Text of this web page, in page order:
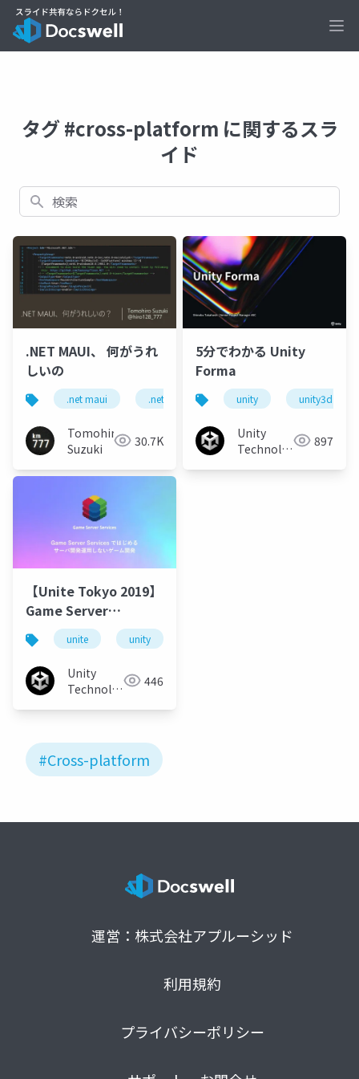
タグ #cross-platform に関するスラ
イド
検索
.NET MAUI、 何がうれ
しいの
.net maui .net
Tomohiro
Suzuki
30.7K
5分でわかる Unity
Forma
unity unity3d
Unity
Technologies 897
【Unite Tokyo 2019】
Game Server
Services ではじめる サ
ーバー開発運用しない
ゲーム開
unite unity
Unity
Technologies 446
#Cross-platform
運営：株式会社アプルーシッド
利用規約
プライバシーポリシー